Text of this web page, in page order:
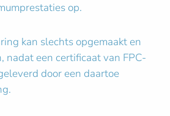
op.
kan slechts opgemaakt en
nadat een certificaat van FPC-
door een daartoe